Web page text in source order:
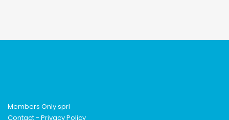
Members Only sprl
Contact- Privacy Policy